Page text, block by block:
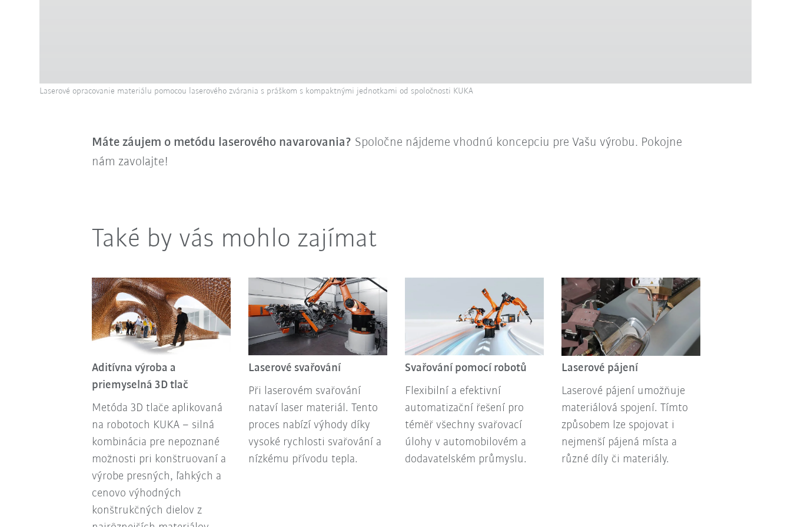
Laserové opracovanie materiálu pomocou laserového zvárania s práškom s kompaktnými jednotkami od spoločnosti KUKA
Máte záujem o metódu laserového navarovania? Spoločne nájdeme vhodnú koncepciu pre Vašu výrobu. Pokojne
nám zavolajte!
Také by vás mohlo zajímat
Aditívna výroba a
priemyselná 3D tlač
Metóda 3D tlače aplikovaná
na robotoch KUKA – silná
kombinácia pre nepoznané
možnosti pri konštruovaní a
výrobe presných, ľahkých a
cenovo výhodných
konštrukčných dielov z
Laserové svařování
Při laserovém svařování
nataví laser materiál. Tento
proces nabízí výhody díky
vysoké rychlosti svařování a
nízkému přívodu tepla.
Svařování pomocí robotů
Flexibilní a efektivní
automatizační řešení pro
téměř všechny svařovací
úlohy v automobilovém a
dodavatelském průmyslu.
Laserové pájení
Laserové pájení umožňuje
materiálová spojení. Tímto
způsobem lze spojovat i
nejmenší pájená místa a
různé díly či materiály.